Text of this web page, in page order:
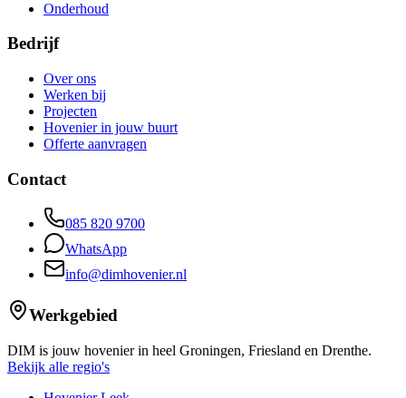
Onderhoud
Bedrijf
Over ons
Werken bij
Projecten
Hovenier in jouw buurt
Offerte aanvragen
Contact
085 820 9700
WhatsApp
info@dimhovenier.nl
Werkgebied
DIM is jouw hovenier in heel Groningen, Friesland en Drenthe.
Bekijk alle regio's